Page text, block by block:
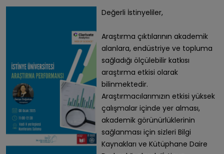
Değerli İstinyeliler,
Araştırma çıktılarının akademik
alanlara, endüstriye ve topluma
sağladığı ölçülebilir katkısı
araştırma etkisi olarak
bilinmektedir.
Araştırmacılarımızın etkisi yüksek
çalışmalar içinde yer alması,
akademik görünürlüklerinin
sağlanması için sizleri Bilgi
Kaynakları ve Kütüphane Daire